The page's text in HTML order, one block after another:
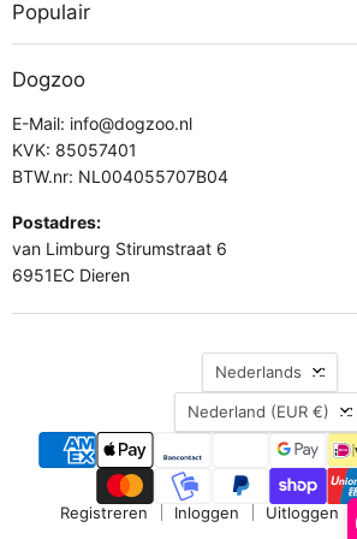
Populair
Dogzoo
E-Mail: info@dogzoo.nl
KVK: 85057401
BTW.nr: NL004055707B04
Postadres:
van Limburg Stirumstraat 6
6951EC Dieren
Taal
Nederlands
Land
Nederland (EUR €)
Registreren Inloggen Uitloggen